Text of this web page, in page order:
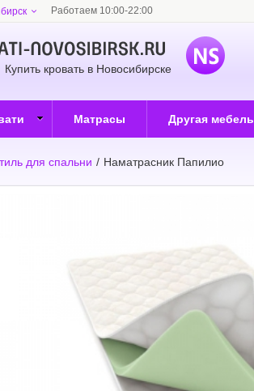
Работаем 10:00-22:00
Купить кровать в Новосибирске
Матрасы Другая мебель
для спальни / Наматрасник Папилио